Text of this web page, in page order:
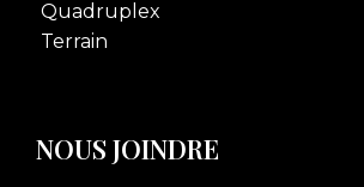
Quadruplex
Terrain
NOUS JOINDRE